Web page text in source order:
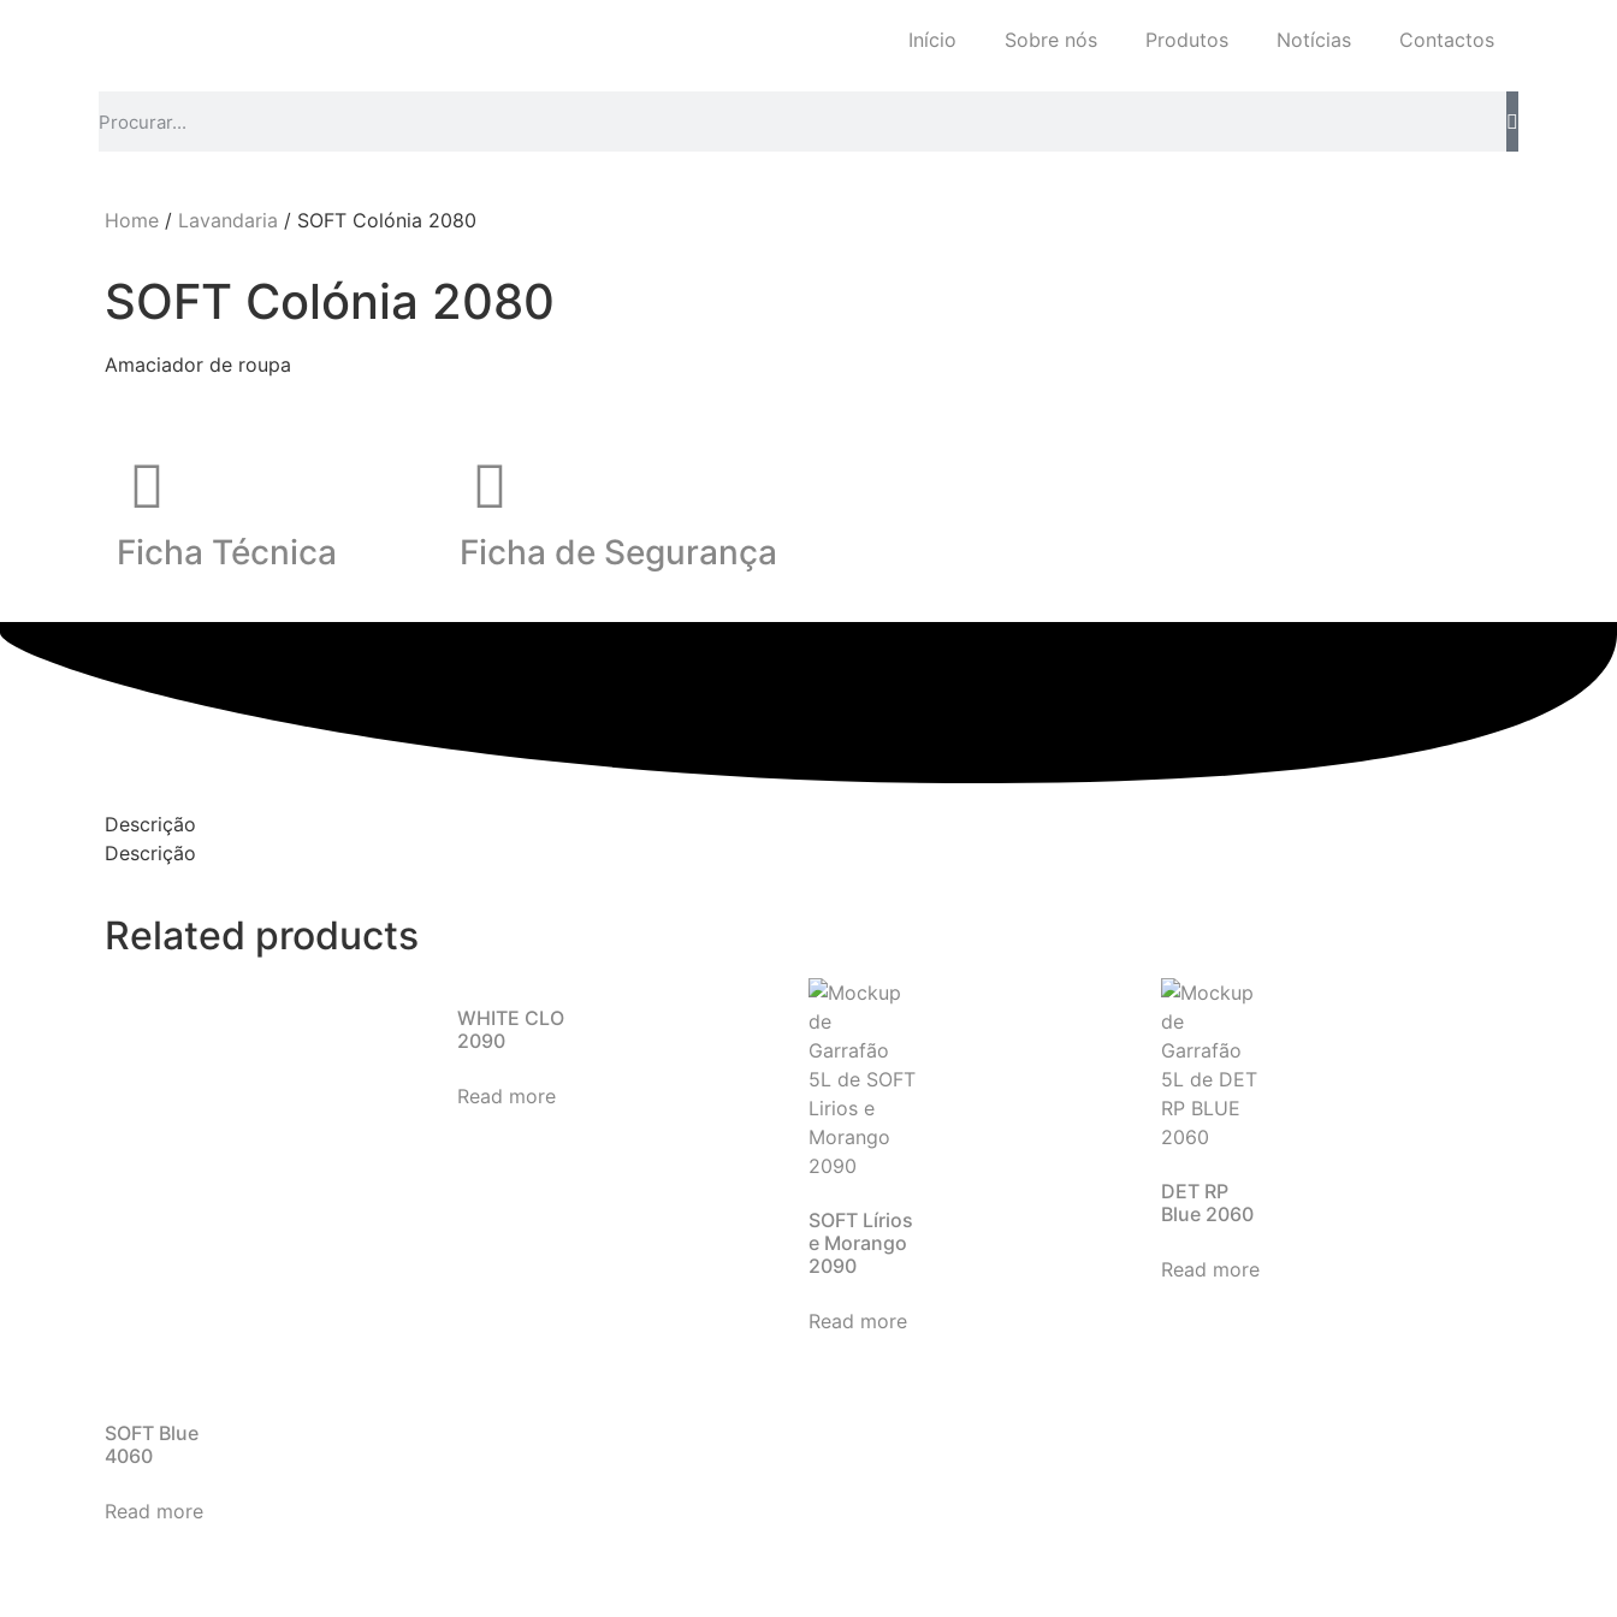
Início Sobre nós Produtos Notícias Contactos
Home / Lavandaria / SOFT Colónia 2080
SOFT Colónia 2080
Amaciador de roupa
Ficha Técnica Ficha de Segurança
Descrição
Descrição
Related products
WHITE CLO
2090
Read more
SOFT Lírios
e Morango
2090
Read more
DET RP
Blue 2060
Read more
SOFT Blue
4060
Read more